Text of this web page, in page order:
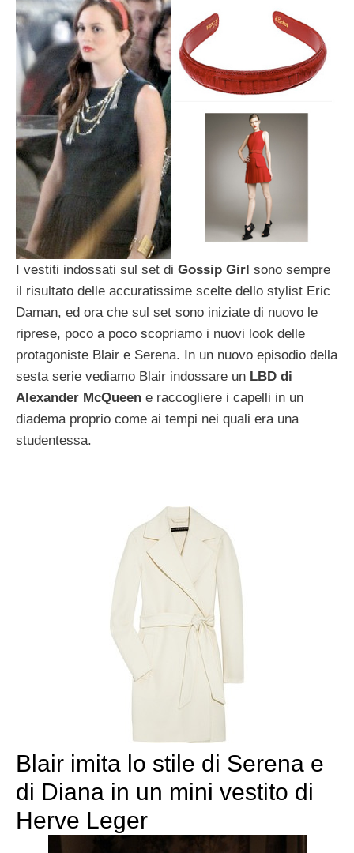
I vestiti indossati sul set di Gossip Girl sono sempre
il risultato delle accuratissime scelte dello stylist Eric
Daman, ed ora che sul set sono iniziate di nuovo le
riprese, poco a poco scopriamo i nuovi look delle
protagoniste Blair e Serena. In un nuovo episodio della
sesta serie vediamo Blair indossare un LBD di
Alexander McQueen e raccogliere i capelli in un
diadema proprio come ai tempi nei quali era una
studentessa.
Blair imita lo stile di Serena e
di Diana in un mini vestito di
Herve Leger